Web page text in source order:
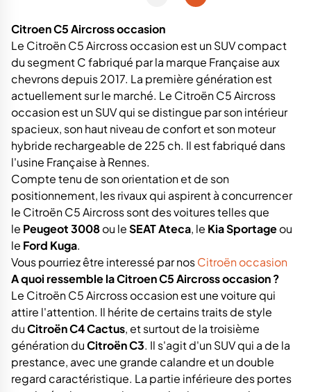
Citroen C5 Aircross occasion
Le Citroën C5 Aircross occasion est un SUV compact
du segment C fabriqué par la marque Française aux
chevrons depuis 2017. La première génération est
actuellement sur le marché. Le Citroën C5 Aircross
occasion est un SUV qui se distingue par son intérieur
spacieux, son haut niveau de confort et son moteur
hybride rechargeable de 225 ch. Il est fabriqué dans
l'usine Française à Rennes.
Compte tenu de son orientation et de son
positionnement, les rivaux qui aspirent à concurrencer
le Citroën C5 Aircross sont des voitures telles que
le Peugeot 3008ou leSEAT Ateca, le Kia Sportageou
le Ford Kuga.
Vous pourriez être interessé par nosCitroën occasion
A quoi ressemble la Citroen C5 Aircross occasion ?
Le Citroën C5 Aircross occasion est une voiture qui
attire l'attention. Il hérite de certains traits de style
duCitroën C4 Cactus, et surtout de la troisième
génération duCitroën C3. Il s'agit d'un SUV qui a de la
prestance, avec une grande calandre et un double
regard caractéristique. La partie inférieure des portes